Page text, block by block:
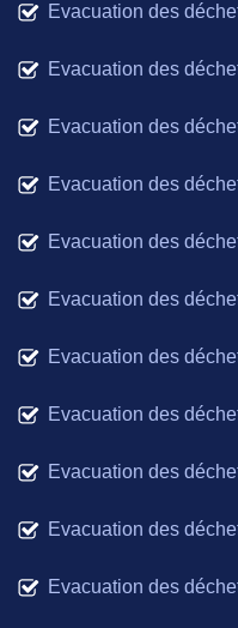
Evacuation des
Evacuation des
Evacuation des
Evacuation des
Evacuation des
Evacuation des
Evacuation des
Evacuation des
Evacuation des
Evacuation des
Evacuation des